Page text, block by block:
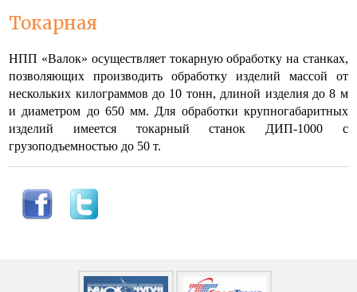
Токарная
НПП «Валок» осуществляет токарную обработку на станках,
позволяющих производить обработку изделий массой от
нескольких килограммов до 10 тонн, длиной изделия до 8 м
и диаметром до 650 мм. Для обработки крупногабаритных
изделий имеется токарный станок ДИП-1000 с
грузоподъемностью до 50 т.